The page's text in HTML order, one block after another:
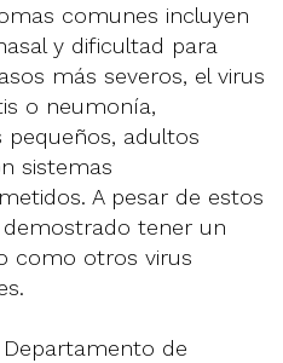
comunes incluyen
y dificultad para
más severos, el virus
o neumonía,
pequeños, adultos
sistemas
A pesar de estos
demostrado tener un
como otros virus
Departamento de